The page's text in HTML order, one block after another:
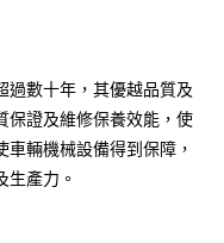
的支付方式。 讓您購物簡單
。
帳。
過數十年，其優越品質及
保證及維修保養效能，使
輛機械設備得到保障，
生產力。